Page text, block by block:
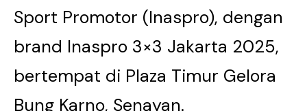
Sport Promotor (Inaspro), dengan
brand Inaspro 3×3 Jakarta 2025,
bertempat di Plaza Timur Gelora
Bung Karno, Senayan.